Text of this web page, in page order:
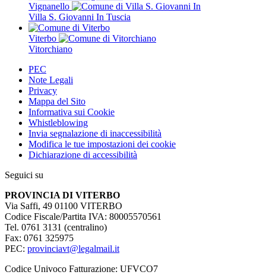
Vignanello
Villa S. Giovanni In Tuscia
Viterbo
Vitorchiano
PEC
Note Legali
Privacy
Mappa del Sito
Informativa sui Cookie
Whistleblowing
Invia segnalazione di inaccessibilità
Modifica le tue impostazioni dei cookie
Dichiarazione di accessibilità
Seguici su
PROVINCIA DI VITERBO
Via Saffi, 49 01100 VITERBO
Codice Fiscale/Partita IVA: 80005570561
Tel. 0761 3131 (centralino)
Fax: 0761 325975
PEC: provinciavt@legalmail.it
Codice Univoco Fatturazione: UFVCO7